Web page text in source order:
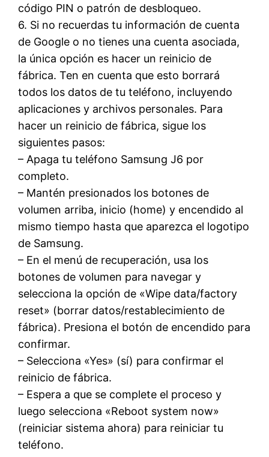
código PIN o patrón de desbloqueo.
6. Si no recuerdas tu información de cuenta
de Google o no tienes una cuenta asociada,
la única opción es hacer un reinicio de
fábrica. Ten en cuenta que esto borrará
todos los datos de tu teléfono, incluyendo
aplicaciones y archivos personales. Para
hacer un reinicio de fábrica, sigue los
siguientes pasos:
– Apaga tu teléfono Samsung J6 por
completo.
– Mantén presionados los botones de
volumen arriba, inicio (home) y encendido al
mismo tiempo hasta que aparezca el logotipo
de Samsung.
– En el menú de recuperación, usa los
botones de volumen para navegar y
selecciona la opción de «Wipe data/factory
reset» (borrar datos/restablecimiento de
fábrica). Presiona el botón de encendido para
confirmar.
– Selecciona «Yes» (sí) para confirmar el
reinicio de fábrica.
– Espera a que se complete el proceso y
luego selecciona «Reboot system now»
(reiniciar sistema ahora) para reiniciar tu
teléfono.